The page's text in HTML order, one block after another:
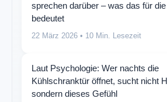
sprechen darüber – was das für
bedeutet
22 März 2026 • 10 Min. Lesezeit
Laut Psychologie: Wer nachts die
Kühlschranktür öffnet, sucht nicht
sondern dieses Gefühl